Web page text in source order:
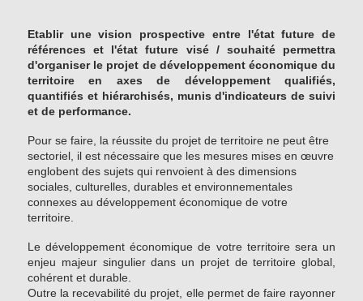
Etablir une vision prospective entre l'état future de
références et l'état future visé / souhaité permettra
d'organiser le projet de développement économique du
territoire en axes de développement qualifiés,
quantifiés et hiérarchisés, munis d'indicateurs de suivi
et de performance.
Pour se faire, la réussite du projet de territoire ne peut être
sectoriel, il est nécessaire que les mesures mises en œuvre
englobent des sujets qui renvoient à des dimensions
sociales, culturelles, durables et environnementales
connexes au développement économique de votre
territoire.
Le développement économique de votre territoire sera un
enjeu majeur singulier dans un projet de territoire global,
cohérent et durable.
Outre la recevabilité du projet, elle permet de faire rayonner